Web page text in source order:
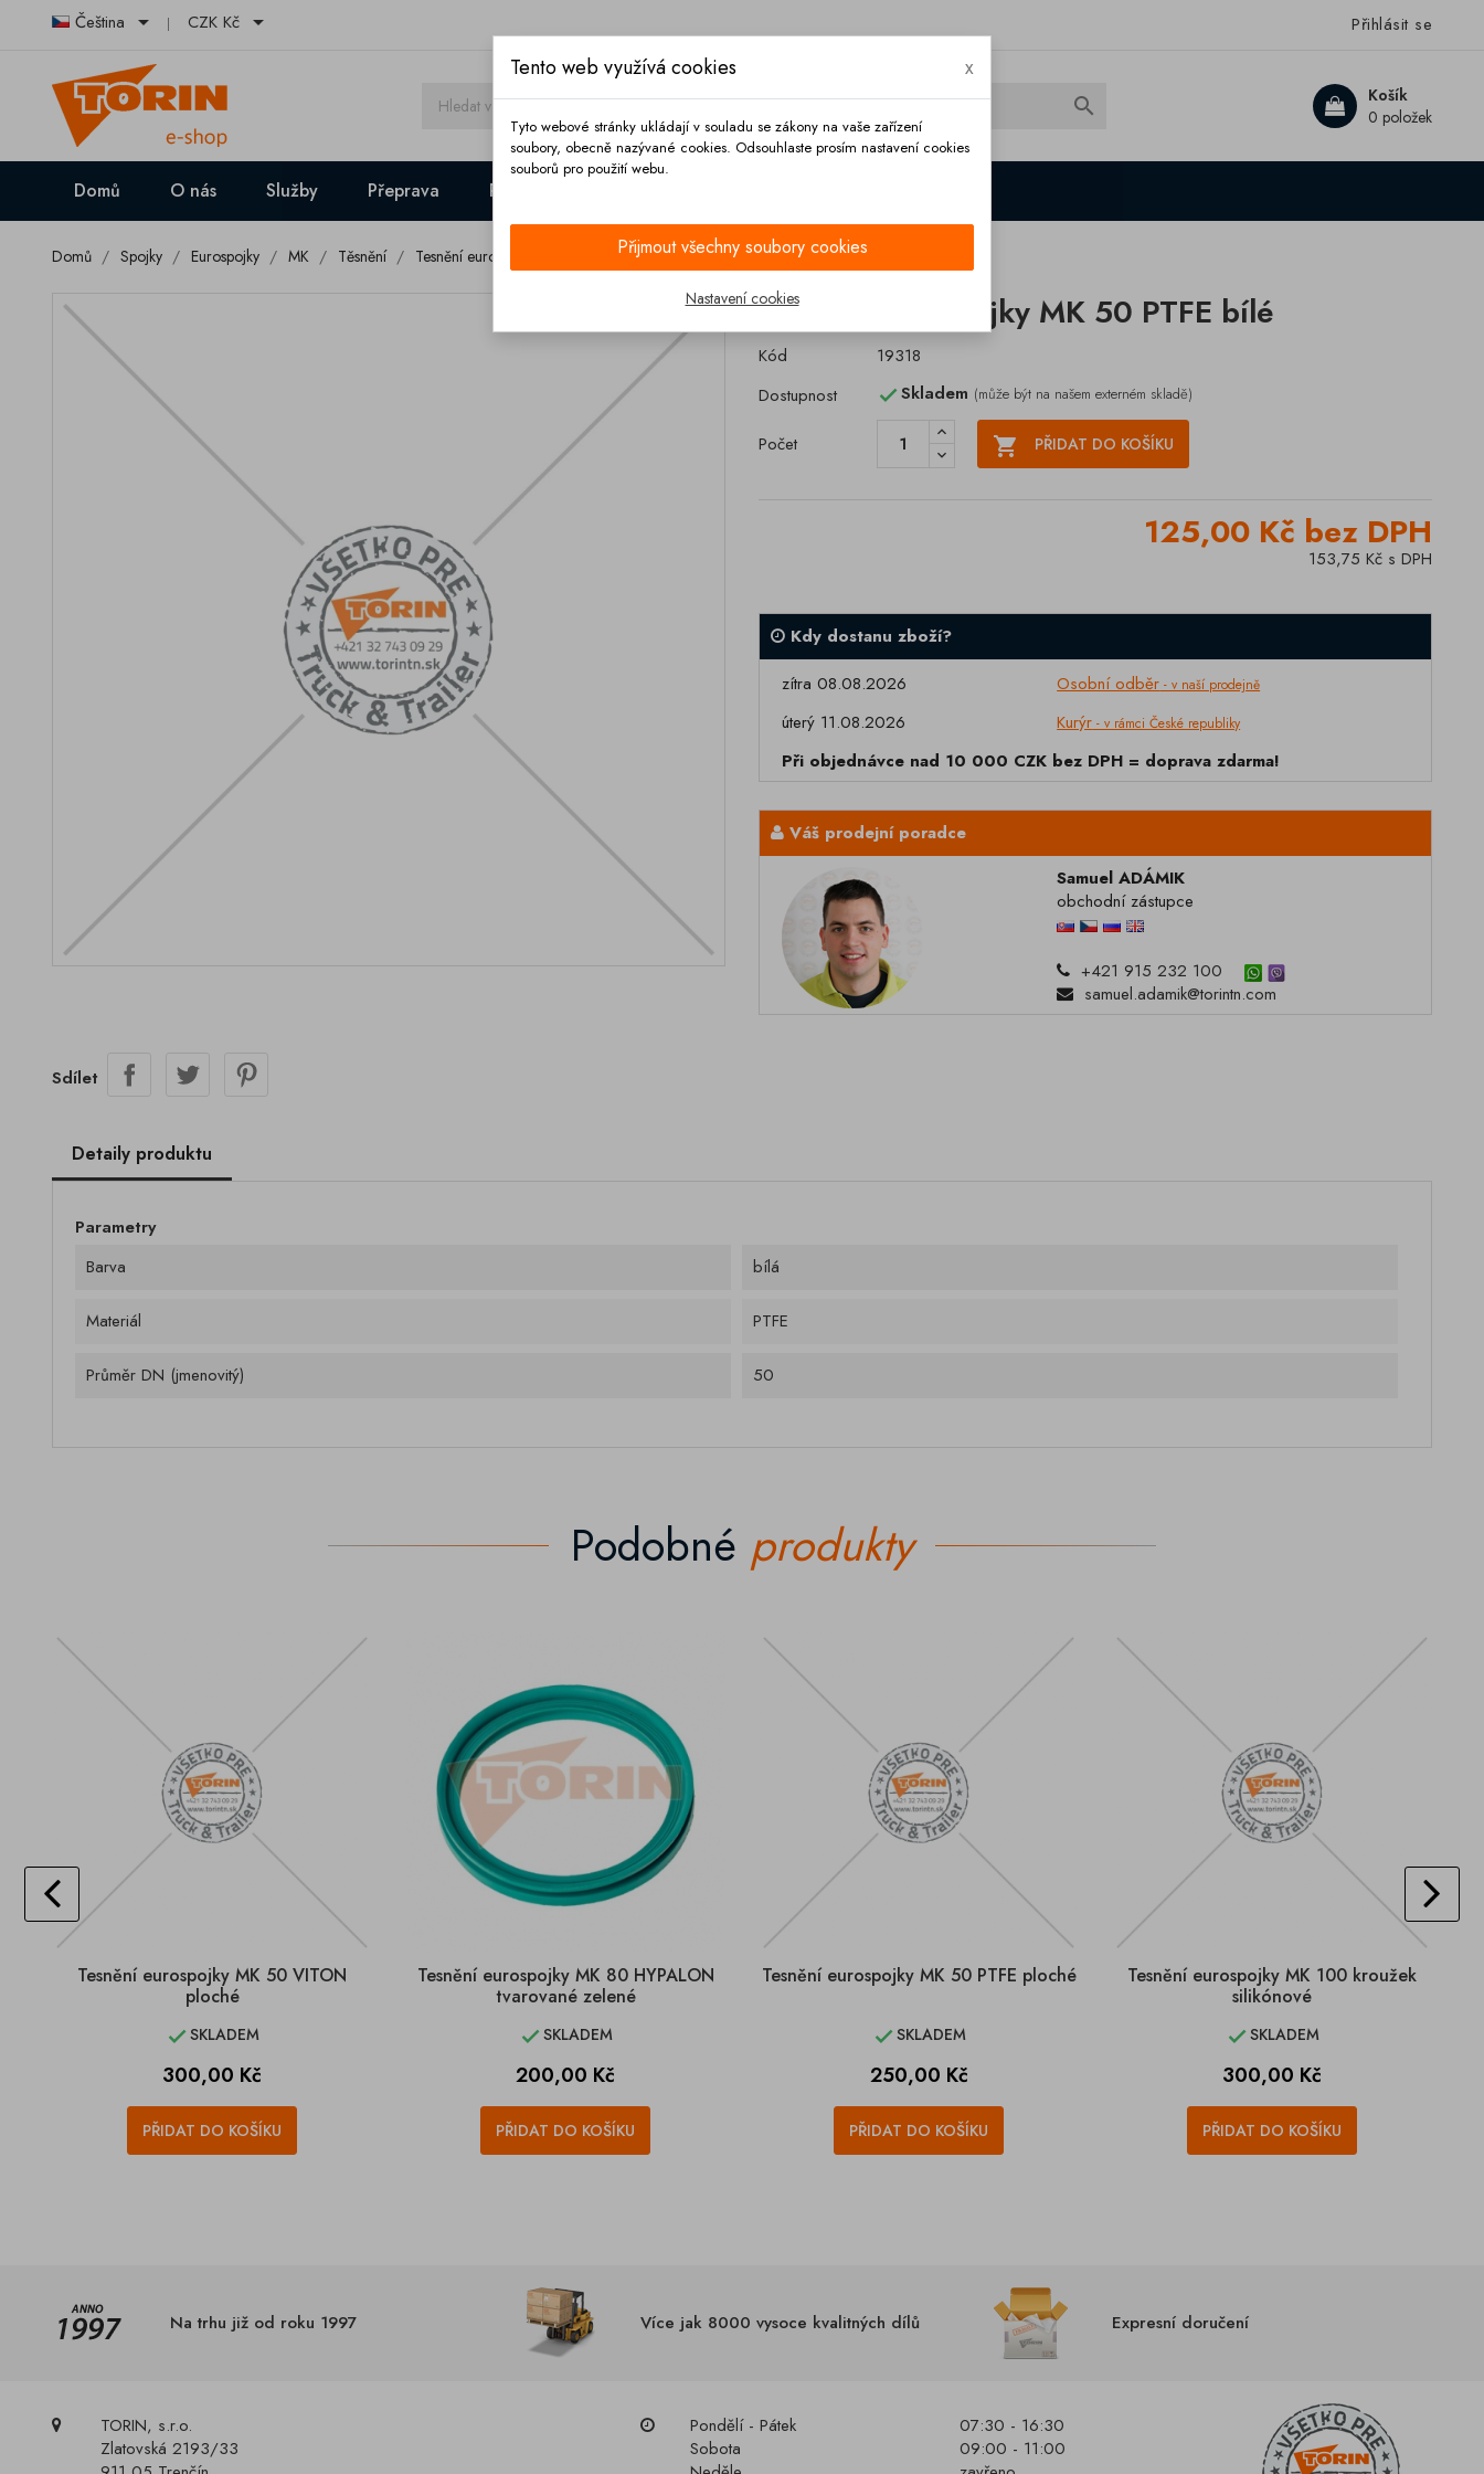
Čeština  CZK Kč  Přihlásit se
Košík
0 položek

Domů O nás Služby Přeprava Platba
Domů Spojky Eurospojky MK Těsnění Tesnění eurospojky MK 50 PTFE bílé
Tesnění eurospojky MK 50 PTFE bílé
Kód
19318
Dostupnost
Skladem (může být na našem externém skladě)
Počet  PŘIDAT DO KOŠÍKU
125,00 Kč bez DPH
153,75 Kč s DPH
Kdy dostanu zboží?
zítra 08.08.2026
Osobní odběr - v naší prodejně
úterý 11.08.2026 Kurýr - v rámci České republiky
Při objednávce nad 10 000 CZK bez DPH = doprava zdarma!
Váš prodejní poradce
Samuel ADÁMIK
obchodní zástupce
+421 915 232 100
samuel.adamik@torintn.com
Sdílet
Detaily produktu
Parametry
Barva
bílá
Materiál PTFE
Průměr DN (jmenovitý) 50
Podobné produkty
Tesnění eurospojky MK 50 VITON
ploché
SKLADEM
Cena
300,00 Kč
PŘIDAT DO KOŠÍKU
Tesnění eurospojky MK 80 HYPALON
tvarované zelené
SKLADEM
Cena
200,00 Kč
PŘIDAT DO KOŠÍKU
Tesnění eurospojky MK 50 PTFE ploché
SKLADEM
Cena
250,00 Kč
PŘIDAT DO KOŠÍKU
Tesnění eurospojky MK 100 kroužek
silikónové
SKLADEM
Cena
300,00 Kč
PŘIDAT DO KOŠÍKU
Na trhu již od roku 1997 Více jak 8000 vysoce kvalitných dílů Expresní doručení
TORIN, s.r.o.
Zlatovská 2193/33
Pondělí - Pátek
07:30 - 16:30
Sobota
09:00 - 11:00
Tento web využívá cookies x
Tyto webové stránky ukládají v souladu se zákony na vaše zařízení
soubory, obecně nazývané cookies. Odsouhlaste prosím nastavení cookies
souborů pro použití webu.
Přijmout všechny soubory cookies
Nastavení cookies